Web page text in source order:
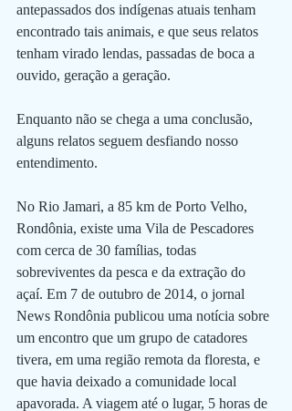
antepassados dos indígenas atuais tenham
encontrado tais animais, e que seus relatos
tenham virado lendas, passadas de boca a
ouvido, geração a geração.
Enquanto não se chega a uma conclusão,
alguns relatos seguem desfiando nosso
entendimento.
No Rio Jamari, a 85 km de Porto Velho,
Rondônia, existe uma Vila de Pescadores
com cerca de 30 famílias, todas
sobreviventes da pesca e da extração do
açaí. Em 7 de outubro de 2014, o jornal
News Rondônia publicou uma notícia sobre
um encontro que um grupo de catadores
tivera, em uma região remota da floresta, e
que havia deixado a comunidade local
apavorada. A viagem até o lugar, 5 horas de